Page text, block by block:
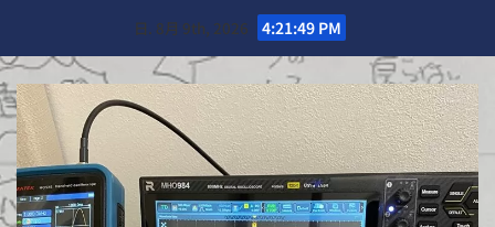
content
日. 8月 9th, 2026 4:21:50 PM